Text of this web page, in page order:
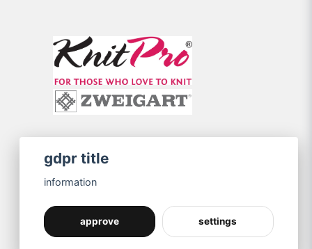
gdpr title
information
approve settings